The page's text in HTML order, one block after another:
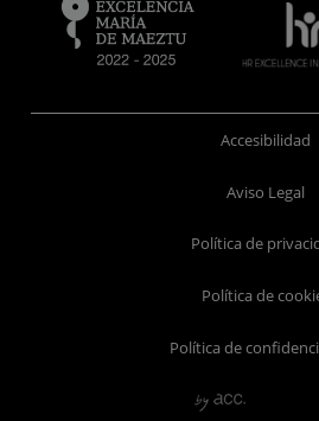
Accesibilidad
Aviso Legal
Política de
Política de
Política de